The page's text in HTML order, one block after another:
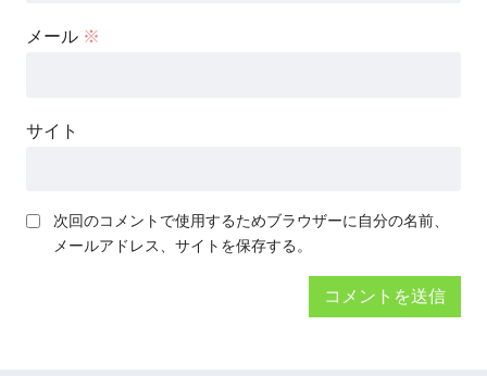
メール ※
サイト
次回のコメントで使用するためブラウザーに自分の名前、
メールアドレス、サイトを保存する。